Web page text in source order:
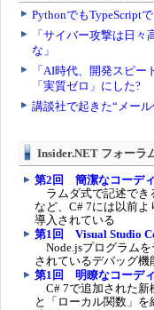
Insider.NET フォーラ
第2回 簡潔なコーデ
ラムダ式で記述でき
など、C# 7には以前
導入されている
第1回 Visual Studio
Node.jsプログラムを
されているデバッグ機
第1回 明瞭なコーデ
C# 7で追加された新
と「ローカル関数」